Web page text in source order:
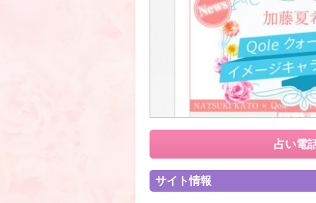
占い電
サイト情報